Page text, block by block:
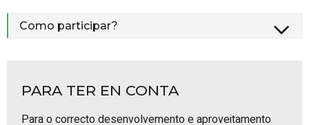
Como participar?
PARA TER EN CONTA
Para o correcto desenvolvemento e aproveitamento